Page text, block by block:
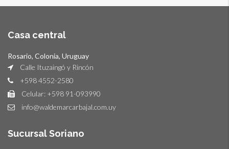
Casa central
Rosario, Colonia, Uruguay
Calle Ituzaingó y Rincón
+598 4552-2580
Celular: +598 91-093990
info@waldemarcarbajal.com.uy
Sucursal Soriano